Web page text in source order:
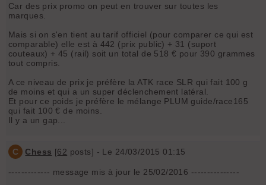
Car des prix promo on peut en trouver sur toutes les
marques.
Mais si on s'en tient au tarif officiel (pour comparer ce qui est
comparable) elle est à 442 (prix public) + 31 (suport
couteaux) + 45 (rail) soit un total de 518 € pour 390 grammes
tout compris.
A ce niveau de prix je préfère la ATK race SLR qui fait 100 g
de moins et qui a un super déclenchement latéral.
Et pour ce poids je préfère le mélange PLUM guide/race165
qui fait 100 € de moins.
Il y a un gap...
C Chess [62 posts] - Le 24/03/2015 01:15
------------- message mis à jour le 25/02/2016 ---------------